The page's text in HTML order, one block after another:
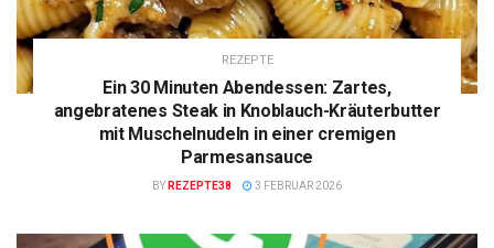
REZEPTE
Ein 30 Minuten Abendessen: Zartes,
angebratenes Steak in Knoblauch-Kräuterbutter
mit Muschelnudeln in einer cremigen
Parmesansauce
BY REZEPTE38 3 FEBRUAR 2026